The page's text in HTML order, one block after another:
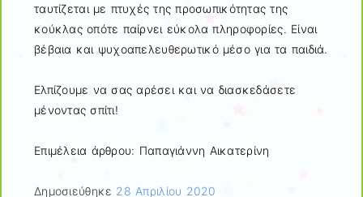
ταυτίζεται με πτυχές της προσωπικότητας της
κούκλας οπότε παίρνει εύκολα πληροφορίες. Είναι
βέβαια και ψυχοαπελευθερωτικό μέσο για τα παιδιά.
Ελπίζουμε να σας αρέσει και να διασκεδάσετε
μένοντας σπίτι!
Επιμέλεια άρθρου: Παπαγιάννη Αικατερίνη
Δημοσιεύθηκε 28 Απριλίου 2020